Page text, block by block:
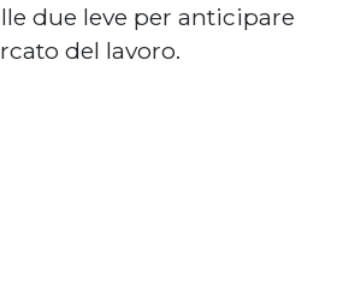
due leve per anticipare
del lavoro.